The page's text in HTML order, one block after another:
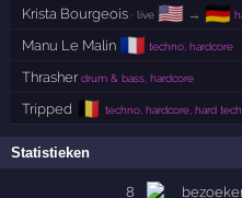
Krista Bourgeois · live 🇺🇸 → 🇩🇪
Manu Le Malin 🇫🇷 techno, hardcore
Thrasher drum & bass, hardcore
Tripped 🇧🇪 techno, hardcore, hard
Statistieken
8